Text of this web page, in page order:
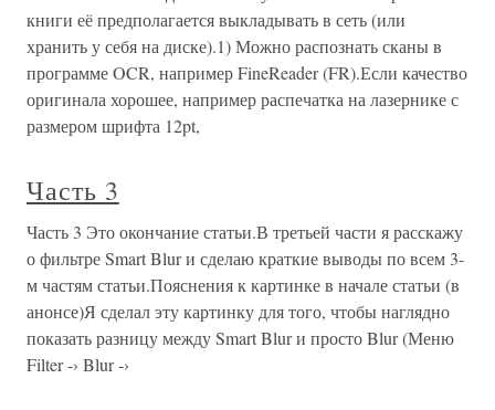
книги её предполагается выкладывать в сеть (или
хранить у себя на диске).1) Можно распознать сканы в
программе OCR, например FineReader (FR).Если качество
оригинала хорошее, например распечатка на лазернике с
размером шрифта 12pt,
Часть 3
Часть 3 Это окончание статьи.В третьей части я расскажу
о фильтре Smart Blur и сделаю краткие выводы по всем 3-
м частям статьи.Пояснения к картинке в начале статьи (в
анонсе)Я сделал эту картинку для того, чтобы наглядно
показать разницу между Smart Blur и просто Blur (Меню
Filter -› Blur -›